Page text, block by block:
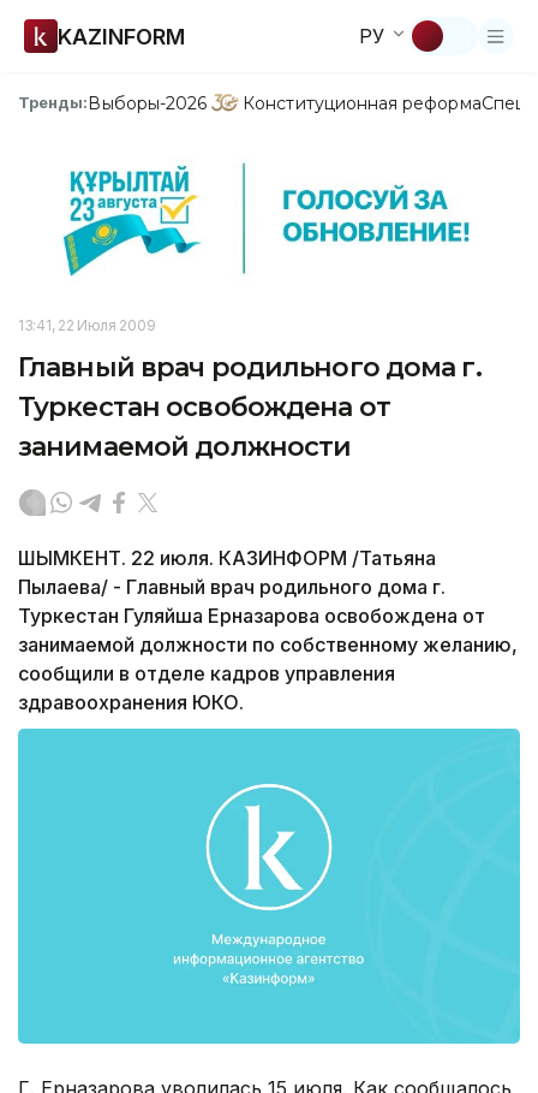
KAZINFORM РУ
Тренды:Выборы-2026 Конституционная реформа
13:41, 22 Июля 2009
Главный врач родильного дома г.
Туркестан освобождена от
занимаемой должности
ШЫМКЕНТ. 22 июля. КАЗИНФОРМ /Татьяна
Пылаева/ - Главный врач родильного дома г.
Туркестан Гуляйша Ерназарова освобождена от
занимаемой должности по собственному желанию,
сообщили в отделе кадров управления
здравоохранения ЮКО.
Г. Ерназарова уволилась 15 июля. Как сообщалось